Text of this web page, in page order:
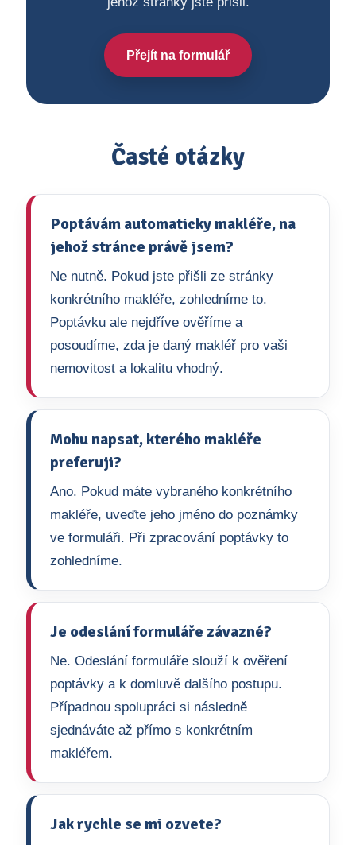
Přejít na formulář
Časté otázky
Poptávám automaticky makléře, na
jehož stránce právě jsem?
Ne nutně. Pokud jste přišli ze stránky
konkrétního makléře, zohledníme to.
Poptávku ale nejdříve ověříme a
posoudíme, zda je daný makléř pro vaši
nemovitost a lokalitu vhodný.
Mohu napsat, kterého makléře
preferuji?
Ano. Pokud máte vybraného konkrétního
makléře, uveďte jeho jméno do poznámky
ve formuláři. Při zpracování poptávky to
zohledníme.
Je odeslání formuláře závazné?
Ne. Odeslání formuláře slouží k ověření
poptávky a k domluvě dalšího postupu.
Případnou spolupráci si následně
sjednáváte až přímo s konkrétním
makléřem.
Jak rychle se mi ozvete?